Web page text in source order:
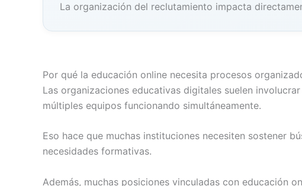
La organización del reclutamiento impacta
Por qué la educación online necesita procesos
Las organizaciones educativas digitales suelen
múltiples equipos funcionando simultáneamente.
Eso hace que muchas instituciones necesiten sostener
necesidades formativas.
Además, muchas posiciones vinculadas con educación